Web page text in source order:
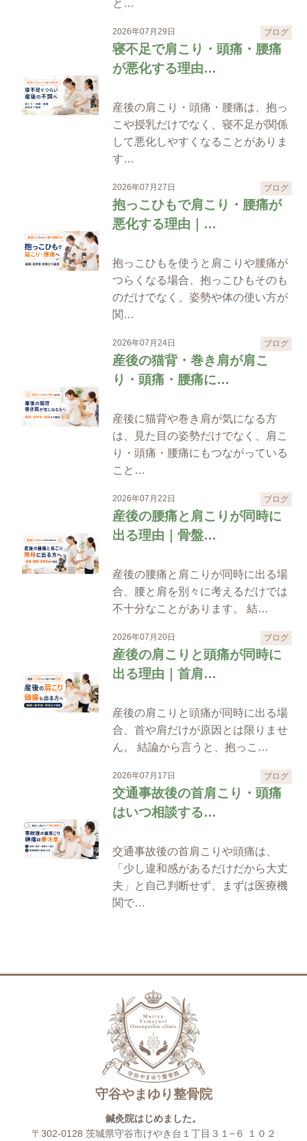
と…
2026年07月29日 ブログ
寝不足で肩こり・頭痛・腰痛
が悪化する理由…
産後の肩こり・頭痛・腰痛は、抱っ
こや授乳だけでなく、寝不足が関係
して悪化しやすくなることがありま
す…
2026年07月27日 ブログ
抱っこひもで肩こり・腰痛が
悪化する理由｜…
抱っこひもを使うと肩こりや腰痛が
つらくなる場合、抱っこひもそのも
のだけでなく、姿勢や体の使い方が
関…
2026年07月24日 ブログ
産後の猫背・巻き肩が肩こ
り・頭痛・腰痛に…
産後に猫背や巻き肩が気になる方
は、見た目の姿勢だけでなく、肩こ
り・頭痛・腰痛にもつながっている
こと…
2026年07月22日 ブログ
産後の腰痛と肩こりが同時に
出る理由｜骨盤…
産後の腰痛と肩こりが同時に出る場
合、腰と肩を別々に考えるだけでは
不十分なことがあります。 結…
2026年07月20日 ブログ
産後の肩こりと頭痛が同時に
出る理由｜首肩…
産後の肩こりと頭痛が同時に出る場
合、首や肩だけが原因とは限りませ
ん。 結論から言うと、抱っこ…
2026年07月17日 ブログ
交通事故後の首肩こり・頭痛
はいつ相談する…
交通事故後の首肩こりや頭痛は、
「少し違和感があるだけだから大丈
夫」と自己判断せず、まずは医療機
関で…
守谷やまゆり整骨院
鍼灸院はじめました。
〒302-0128 茨城県守谷市けやき台１丁目３１−６ １０２